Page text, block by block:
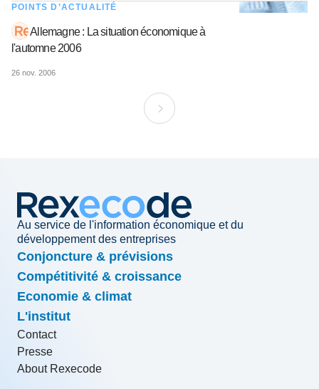
POINTS D’ACTUALITÉ
Allemagne : La situation économique à
l'automne 2006
26 nov. 2006
Au service de l'information économique et du
développement des entreprises
Conjoncture & prévisions
Compétitivité & croissance
Economie & climat
L'institut
Contact
Presse
About Rexecode